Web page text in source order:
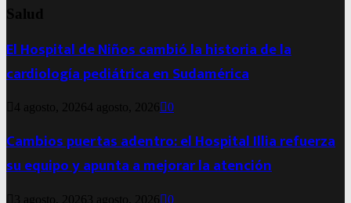
Salud
El Hospital de Niños cambió la historia de la
cardiología pediátrica en Sudamérica
4 agosto, 20264 agosto, 2026 0
Cambios puertas adentro: el Hospital Illia refuerza
su equipo y apunta a mejorar la atención
3 agosto, 2026 3 agosto, 2026 0